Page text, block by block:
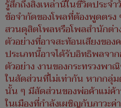
รู้สึกถึงสิ่งเหล่านี้ในชีวิตประจำ
ข้อจำกัดของโพลที่ต้องพูดตรง
สวนดุสิตโพลหรือโพลสำนักต่า
ตัวอย่างที่อาจสะท้อนเสียงขอ
ประเภทนี้อาจได้รับอิทธิพลจา
ตัวอย่าง งานของกระทรวงพ
ในสัดส่วนที่ไม่เท่ากัน หากกลุ่
นั้น ๆ มีสัดส่วนของพ่อค้าแม่ค้
ในเมืองที่กำลังเผชิญกับภาวะ